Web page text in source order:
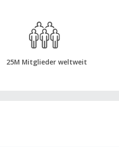
25M Mitglieder weltweit